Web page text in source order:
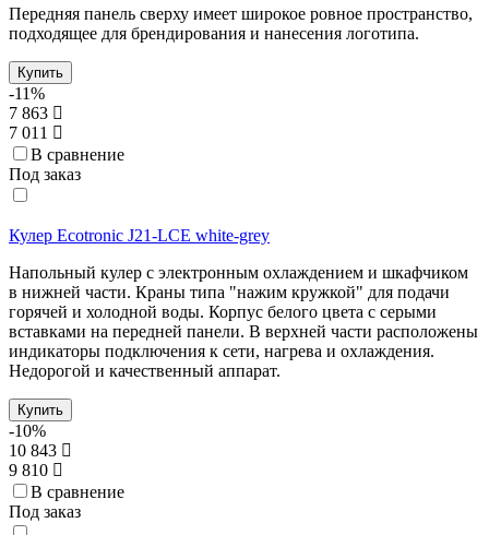
Передняя панель сверху имеет широкое ровное пространство,
подходящее для брендирования и нанесения логотипа.
Купить
-11%
7 863
7 011
В сравнение
Под заказ
Кулер Ecotronic J21-LCE white-grey
Напольный кулер с электронным охлаждением и шкафчиком
в нижней части. Краны типа "нажим кружкой" для подачи
горячей и холодной воды. Корпус белого цвета с серыми
вставками на передней панели. В верхней части расположены
индикаторы подключения к сети, нагрева и охлаждения.
Недорогой и качественный аппарат.
Купить
-10%
10 843
9 810
В сравнение
Под заказ